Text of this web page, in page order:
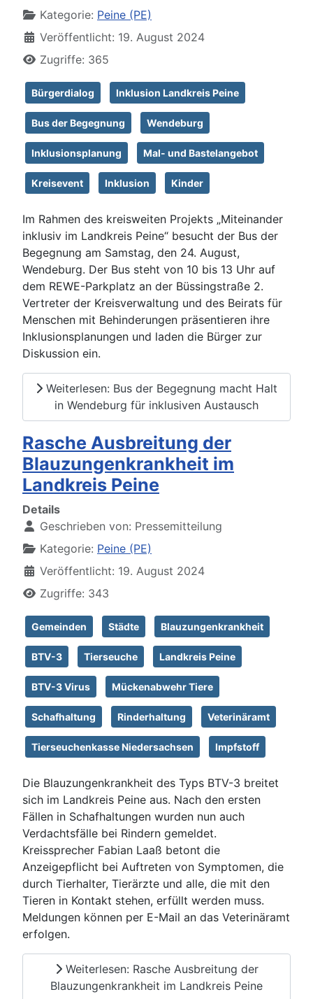
Kategorie: Peine (PE)
Veröffentlicht: 19. August 2024
Zugriffe: 365
Bürgerdialog Inklusion Landkreis Peine
Bus der Begegnung Wendeburg
Inklusionsplanung Mal- und Bastelangebot
Kreisevent Inklusion Kinder
Im Rahmen des kreisweiten Projekts „Miteinander
inklusiv im Landkreis Peine“ besucht der Bus der
Begegnung am Samstag, den 24. August,
Wendeburg. Der Bus steht von 10 bis 13 Uhr auf
dem REWE-Parkplatz an der Büssingstraße 2.
Vertreter der Kreisverwaltung und des Beirats für
Menschen mit Behinderungen präsentieren ihre
Inklusionsplanungen und laden die Bürger zur
Diskussion ein.
Weiterlesen: Bus der Begegnung macht Halt
in Wendeburg für inklusiven Austausch
Rasche Ausbreitung der
Blauzungenkrankheit im
Landkreis Peine
Details
Geschrieben von: Pressemitteilung
Kategorie: Peine (PE)
Veröffentlicht: 19. August 2024
Zugriffe: 343
Gemeinden Städte Blauzungenkrankheit
BTV-3 Tierseuche Landkreis Peine
BTV-3 Virus Mückenabwehr Tiere
Schafhaltung Rinderhaltung Veterinäramt
Tierseuchenkasse Niedersachsen Impfstoff
Die Blauzungenkrankheit des Typs BTV-3 breitet
sich im Landkreis Peine aus. Nach den ersten
Fällen in Schafhaltungen wurden nun auch
Verdachtsfälle bei Rindern gemeldet.
Kreissprecher Fabian Laaß betont die
Anzeigepflicht bei Auftreten von Symptomen, die
durch Tierhalter, Tierärzte und alle, die mit den
Tieren in Kontakt stehen, erfüllt werden muss.
Meldungen können per E-Mail an das Veterinäramt
erfolgen.
Weiterlesen: Rasche Ausbreitung der
Blauzungenkrankheit im Landkreis Peine